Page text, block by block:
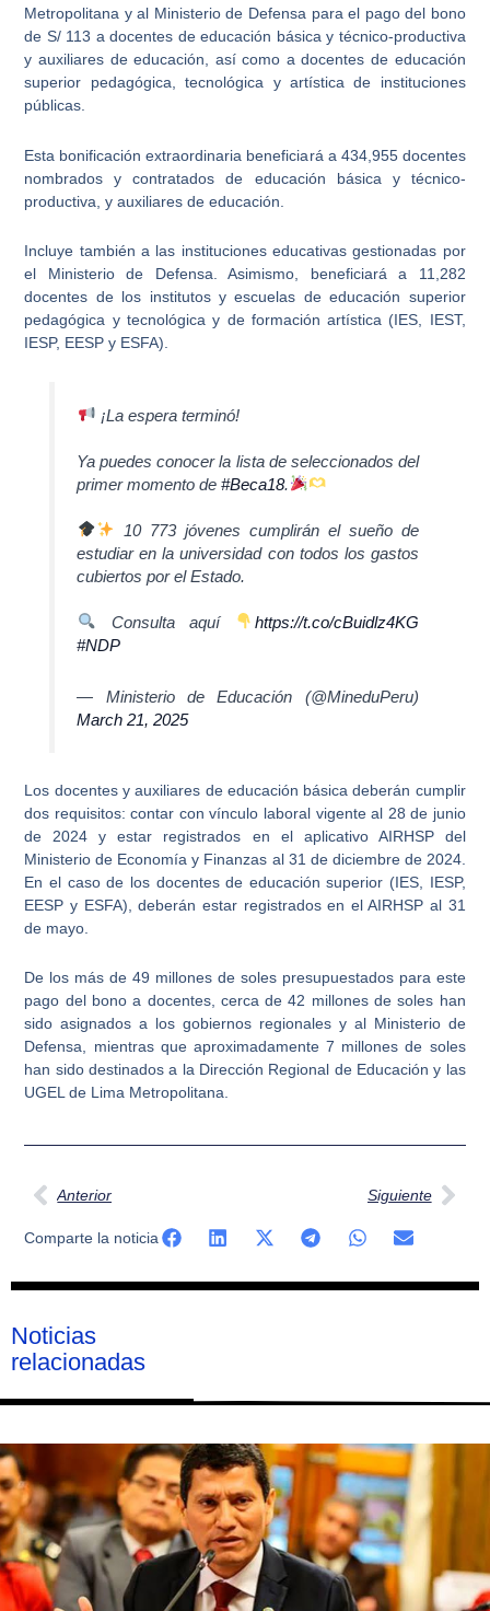
Metropolitana y al Ministerio de Defensa para el pago del bono
de S/ 113 adocentes de educación básica y técnico-productiva
y auxiliares de educación , así como a docentes de educación
superior pedagógica, tecnológica y artística de instituciones
públicas.
Esta bonificación extraordinaria beneficiará a 434,955 docentes
nombrados y contratados de educación básica y técnico-
productiva , y auxiliares de educación.
Incluye también a las instituciones educativas gestionadas por
el Ministerio de Defensa. Asimismo, beneficiará a 11,282
docentes de los institutos y escuelas de educación superior
pedagógica y tecnológica y de formación artística (IES, IEST,
IESP, EESP y ESFA).
¡La espera terminó!
Ya puedes conocer la lista de seleccionados del
primer momento de#Beca18.
10 773 jóvenes cumplirán el sueño de
estudiar en la universidad con todos los gastos
cubiertos por el Estado.
Consulta aquí
https://t.co/cBuidlz4KG
#NDP
— Ministerio de Educación (@MineduPeru)
March 21, 2025
Los docentes y auxiliares de educación básica deberán cumplir
dos requisitos: contar con vínculo laboral vigente al 28 de junio
de 2024 y estar registrados en el aplicativo AIRHSP del
Ministerio de Economía y Finanzas al 31 de diciembre de 2024.
En el caso de los docentes de educación superior (IES, IESP,
EESP y ESFA), deberán estar registrados en el AIRHSP al 31
de mayo.
De los más de 49 millones de soles presupuestados para este
pago del bono a docentes, cerca de 42 millones de soles han
sido asignados a los gobiernos regionales y al Ministerio de
Defensa , mientras que aproximadamente 7 millones de soles
han sido destinados a la Dirección Regional de Educación y las
UGEL de Lima Metropolitana.
Ant
Anterior Siguiente
Comparte la noticia
Noticias
relacionadas
Página
Página
Página
Página
Página